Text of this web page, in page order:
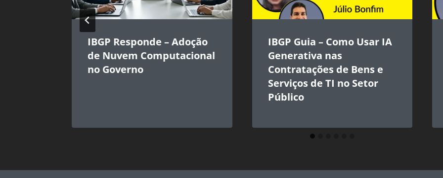
IBGP Responde – Adoção
de Nuvem Computacional
no Governo
IBGP Guia – Como Usar IA
Generativa nas
Contratações de Bens e
Serviços de TI no Setor
Público